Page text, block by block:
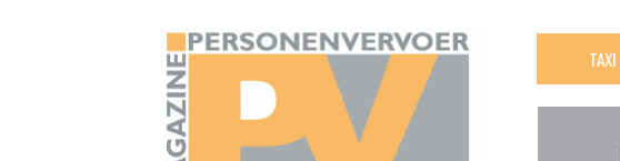
TAXI